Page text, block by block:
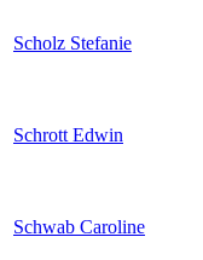
Scholz Stefanie
Schrott Edwin
Schwab Caroline